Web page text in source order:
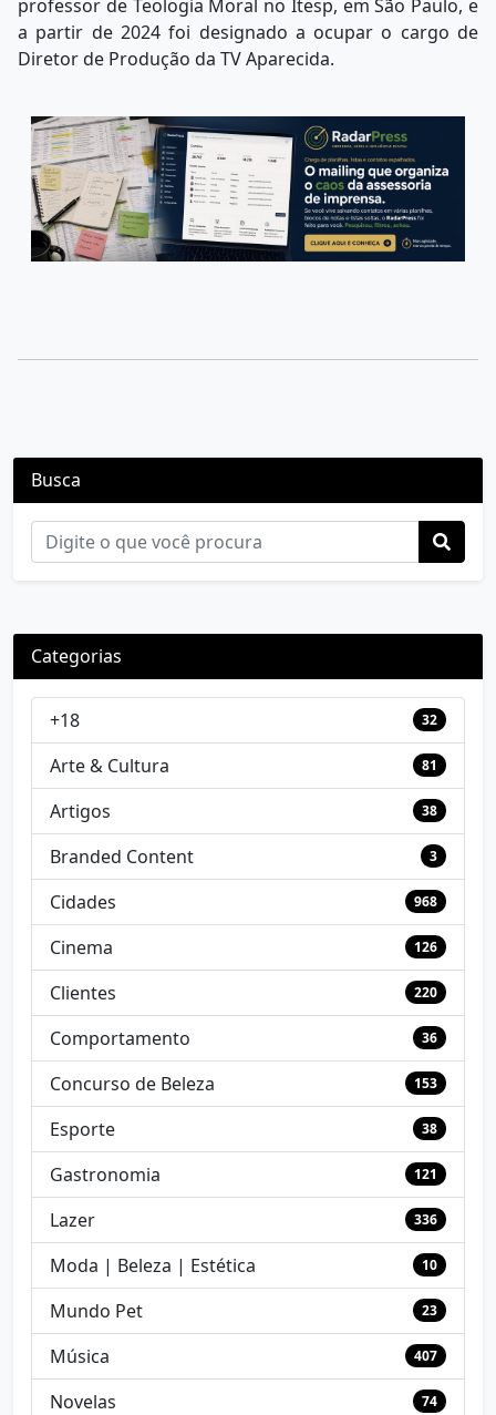
professor de Teologia Moral no Itesp, em São Paulo, e
a partir de 2024 foi designado a ocupar o cargo de
Diretor de Produção da TV Aparecida.
Busca
Categorias
+18 32
Arte & Cultura 81
Artigos 38
Branded Content 3
Cidades 968
Cinema 126
Clientes 220
Comportamento 36
Concurso de Beleza 153
Esporte 38
Gastronomia 121
Lazer 336
Moda | Beleza | Estética 10
Mundo Pet 23
Música 407
Novelas 74